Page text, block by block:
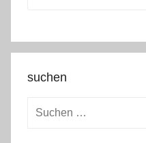
suchen
Suchen